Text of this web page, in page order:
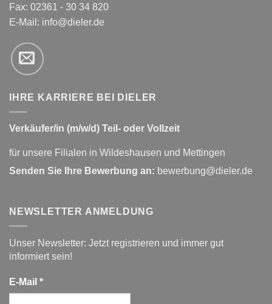
Fax: 02361 - 30 34 820
E-Mail: info@dieler.de
IHRE KARRIERE BEI DIELER
Verkäufer/in (m/w/d) Teil- oder Vollzeit
für unsere Filialen in Wildeshausen und Mettingen
Senden Sie Ihre Bewerbung an: bewerbung@dieler.de
NEWSLETTER ANMELDUNG
Unser Newsletter: Jetzt registrieren und immer gut
informiert sein!
E-Mail *